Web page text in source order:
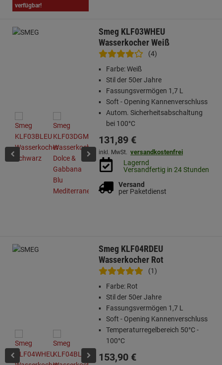
verfügbar!
Smeg KLF03WHEU
Wasserkocher Weiß
(4)
Farbe: Weiß
Stil der 50er Jahre
Fassungsvermögen 1,7 L
Soft - Opening Kannenverschluss
Autom. Sicherheitsabschaltung
bei 100°C
131,89 €
inkl. MwSt. versandkostenfrei
Lagernd
Versandfertig in 24 Stunden
Versand
per Paketdienst
Smeg KLF04RDEU
Wasserkocher Rot
(1)
Farbe: Rot
Stil der 50er Jahre
Fassungsvermögen 1,7 L
Soft - Opening Kannenverschluss
Temperaturregelbereich 50°C -
100°C
153,90 €